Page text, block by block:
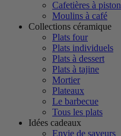
Cafetières à piston
Moulins à café
Collections céramique
Plats four
Plats individuels
Plats à dessert
Plats à tajine
Mortier
Plateaux
Le barbecue
Tous les plats
Idées cadeaux
Envie de saveurs